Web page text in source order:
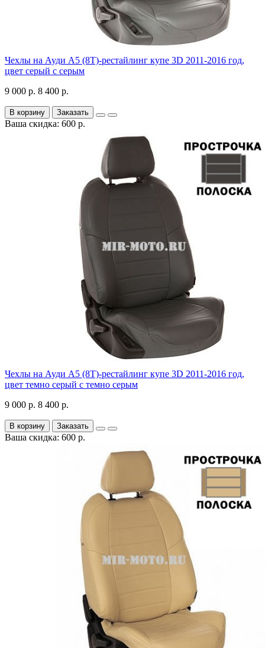
Чехлы на Ауди А5 (8Т)-рестайлинг купе 3D 2011-2016 год,
цвет серый с серым
9 000 р. 8 400 р.
В корзину Заказать
Ваша скидка: 600 р.
Чехлы на Ауди А5 (8Т)-рестайлинг купе 3D 2011-2016 год,
цвет темно серый с темно серым
9 000 р. 8 400 р.
В корзину Заказать
Ваша скидка: 600 р.